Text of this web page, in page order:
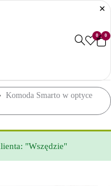
0 0
Komoda Smarto w optyce
"Wszędzie"